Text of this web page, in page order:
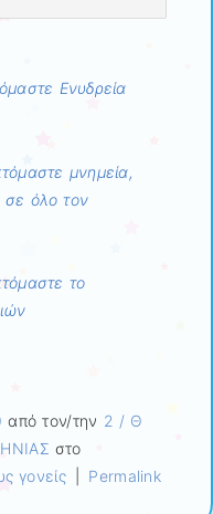
Ενυδρεία
μνημεία,
σε όλο τον
το
από τον/την 2 / Θ
στο
γονείς
Permalink